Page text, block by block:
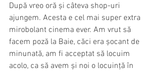
După vreo oră și câteva shop-uri
ajungem. Acesta e cel mai super extra
mirobolant cinema ever. Am vrut să
facem poză la Baie, căci era șocant de
minunată, am fi acceptat să locuim
acolo, ca să avem și noi o locuință în